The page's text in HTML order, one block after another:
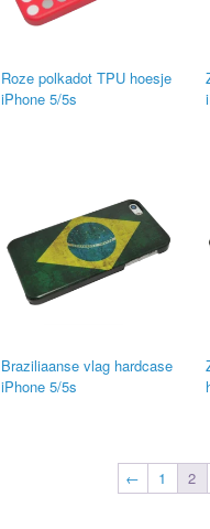
Roze polkadot TPU hoesje
iPhone 5/5s
Braziliaanse vlag hardcase
iPhone 5/5s
← 1 2